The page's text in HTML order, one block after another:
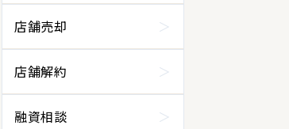
店舗売却
店舗解約
融資相談